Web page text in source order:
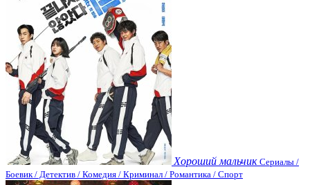
Хороший мальчик Сериалы /
Боевик / Детектив / Комедия / Криминал / Романтика / Спорт